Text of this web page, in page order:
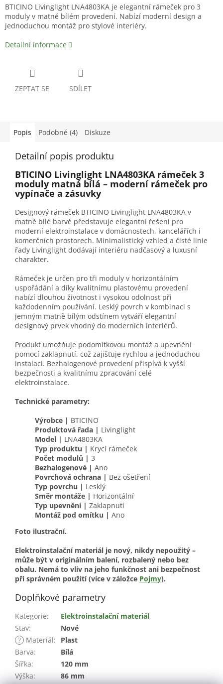
BTICINO Livinglight LNA4803KA je elegantní rámeček pro 3
moduly v matně bílém provedení. Nabízí moderní design a
jednoduchou montáž pro stylové interiéry.
Detailní informace
ZEPTAT SE SDÍLET
Popis Podobné (4) Diskuze
Detailní popis produktu
BTICINO Livinglight LNA4803KA rámeček 3
moduly matná bílá – moderní rámeček pro
vypínače a zásuvky
Designový rámeček BTICINO Livinglight LNA4803KA v
matně bílé barvě představuje elegantní řešení pro
moderní elektroinstalace v domácnostech, kancelářích i
komerčních prostorech. Minimalistický vzhled a čisté linie
řady Livinglight dodávají interiéru nadčasový a luxusní
charakter.
Rámeček je určen pro tři moduly v horizontálním
uspořádání a díky kvalitnímu plastovému provedení
nabízí dlouhou životnost i vysokou odolnost při
každodenním používání. Lesklý povrch v kombinaci s
jemným matně bílým odstínem vytváří elegantní
designový prvek vhodný do moderních interiérů.
Produkt umožňuje podomítkovou montáž a upevnění
pomocí zaklapnutí, což zajišťuje rychlou a jednoduchou
instalaci. Bezhalogenové provedení přispívá k vyšší
bezpečnosti a kvalitnímu zpracování celé
elektroinstalace.
Technické parametry:
Výrobce | BTICINO
Produktová řada | Livinglight
Model | LNA4803KA
Typ produktu | Krycí rámeček
Počet modulů | 3
Bezhalogenové | Ano
Povrchová ochrana | Bez ošetření
Typ povrchu | Lesklý
Směr montáže | Horizontální
Typ upevnění | Zaklapnutí
Montáž pod omítku | Ano
Foto ilustrační.
Elektroinstalační materiál je nový, nikdy nepoužitý –
může být v originálním balení, rozbalený nebo bez
obalu. Nemá to vliv na jeho funkčnost ani bezpečnost
při správném použití (více v záložce Pojmy).
Doplňkové parametry
Kategorie:
Elektroinstalační materiál
Stav:
Nové
? Materiál:
Plast
Barva:
Bílá
Šířka:
120 mm
Výška:
86 mm